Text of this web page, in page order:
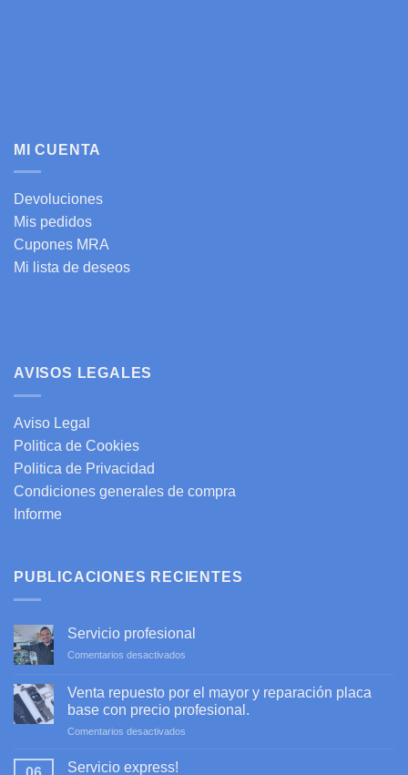
MI CUENTA
Devoluciones
Mis pedidos
Cupones MRA
Mi lista de deseos
AVISOS LEGALES
Aviso Legal
Politica de Cookies
Politica de Privacidad
Condiciones generales de compra
Informe
PUBLICACIONES RECIENTES
Servicio profesional
Comentarios desactivados
profesional
Venta repuesto por el mayor y reparación placa
base con precio profesional.
Comentarios desactivados
Servicio express!